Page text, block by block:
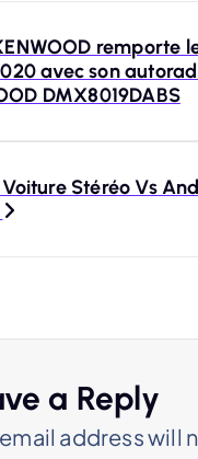
remporte
avec son
DMX8019DABS
Voiture Stéréo Vs
a Reply
address will